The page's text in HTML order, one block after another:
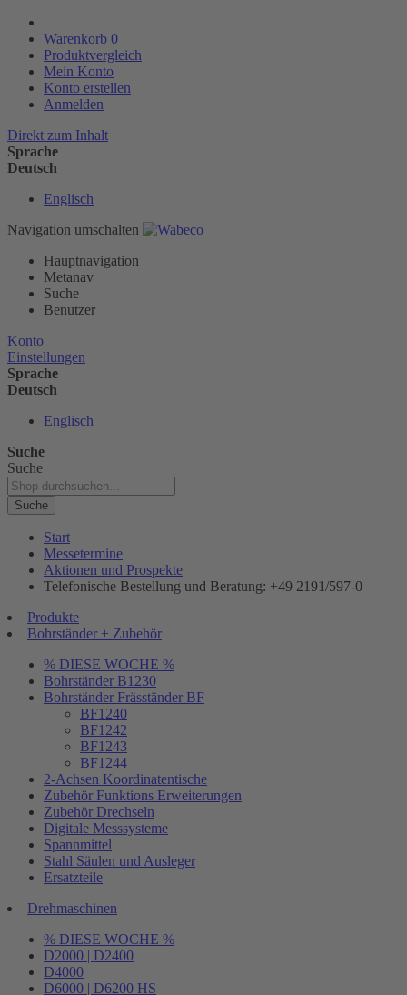
Warenkorb 0
Produktvergleich
Mein Konto
Konto erstellen
Anmelden
Direkt zum Inhalt
Sprache
Deutsch
Englisch
Navigation umschalten
Hauptnavigation
Metanav
Suche
Benutzer
Konto
Einstellungen
Sprache
Deutsch
Englisch
Suche
Suche
Suche
Start
Messetermine
Aktionen und Prospekte
Telefonische Bestellung und Beratung: +49 2191/597-0
Produkte
Bohrständer + Zubehör
% DIESE WOCHE %
Bohrständer B1230
Bohrständer Fräsständer BF
BF1240
BF1242
BF1243
BF1244
2-Achsen Koordinatentische
Zubehör Funktions Erweiterungen
Zubehör Drechseln
Digitale Messsysteme
Spannmittel
Stahl Säulen und Ausleger
Ersatzteile
Drehmaschinen
% DIESE WOCHE %
D2000 | D2400
D4000
D6000 | D6200 HS